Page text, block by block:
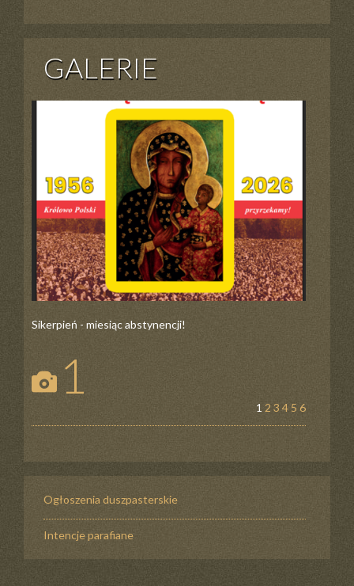
GALERIE
Sikerpień - miesiąc abstynencji!
1
1 2 3 4 5 6
Ogłoszenia duszpasterskie
Intencje parafiane